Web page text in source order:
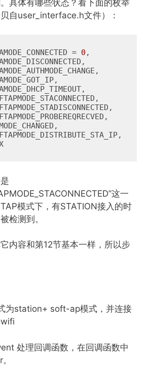
具体有哪些状态？看下面的枚举
自user_interface.h文件）：
= 0 ,
这一
模式下，有STATION接入的时
检测到。
内容和第12节基本一样，所以步
为station+ soft-ap模式，并连接
处理回调函数，在回调函数中